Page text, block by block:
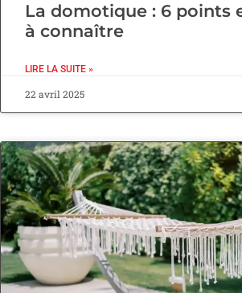
La domotique : 6 points
à connaître
LIRE LA SUITE »
22 avril 2025